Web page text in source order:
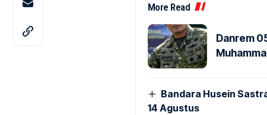
More Read
Danrem
Bandara Husein
14 Agustus